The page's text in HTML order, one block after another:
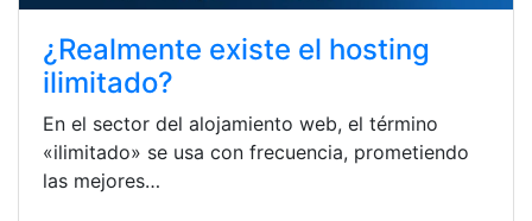
¿Realmente existe el hosting
ilimitado?
En el sector del alojamiento web, el término
«ilimitado» se usa con frecuencia, prometiendo
las mejores…